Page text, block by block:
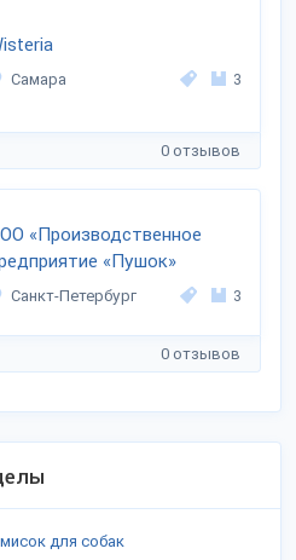
Самара 3
0 отзывов
«Производственное
«Пушок»
Санкт-Петербург 3
0 отзывов
для собак